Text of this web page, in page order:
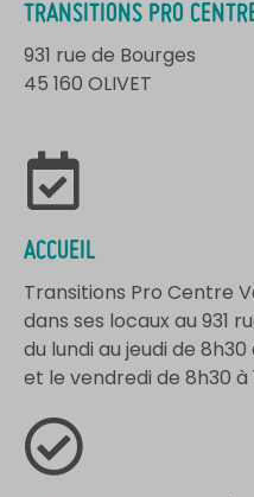
TRANSITIONS PRO
931 rue de Bourges
45 160 OLIVET
ACCUEIL
Transitions Pro Centre
dans ses locaux au 931
du lundi au jeudi de 8h30
et le vendredi de 8h30 à